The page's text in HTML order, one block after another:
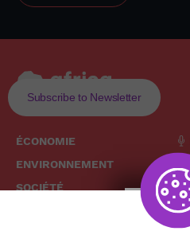
Subscribe to Newsletter
ÉCONOMIE
ENVIRONNEMENT
SOCIÉTÉ